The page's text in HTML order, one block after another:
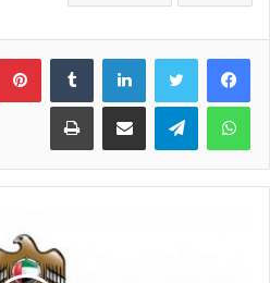
فيسبوك تويتر لينكدإن
واتساب تيلقرام مشاركة عبر البريد طباعة